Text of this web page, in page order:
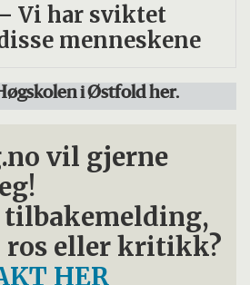
Vi har sviktet
menneskene
i Østfold her.
vil gjerne
tilbakemelding,
ros eller kritikk?
HER